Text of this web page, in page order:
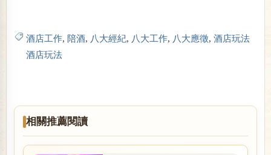
酒店工作, 陪酒, 八大經紀, 八大工作, 八大應徵, 酒店玩法
酒店玩法
相關推薦閱讀